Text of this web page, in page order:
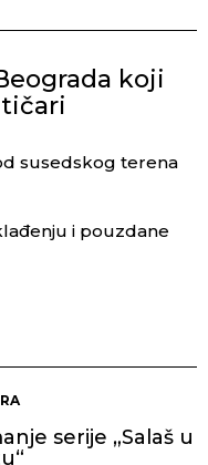
koji
susedskog terena
i pouzdane
serije „Salaš u